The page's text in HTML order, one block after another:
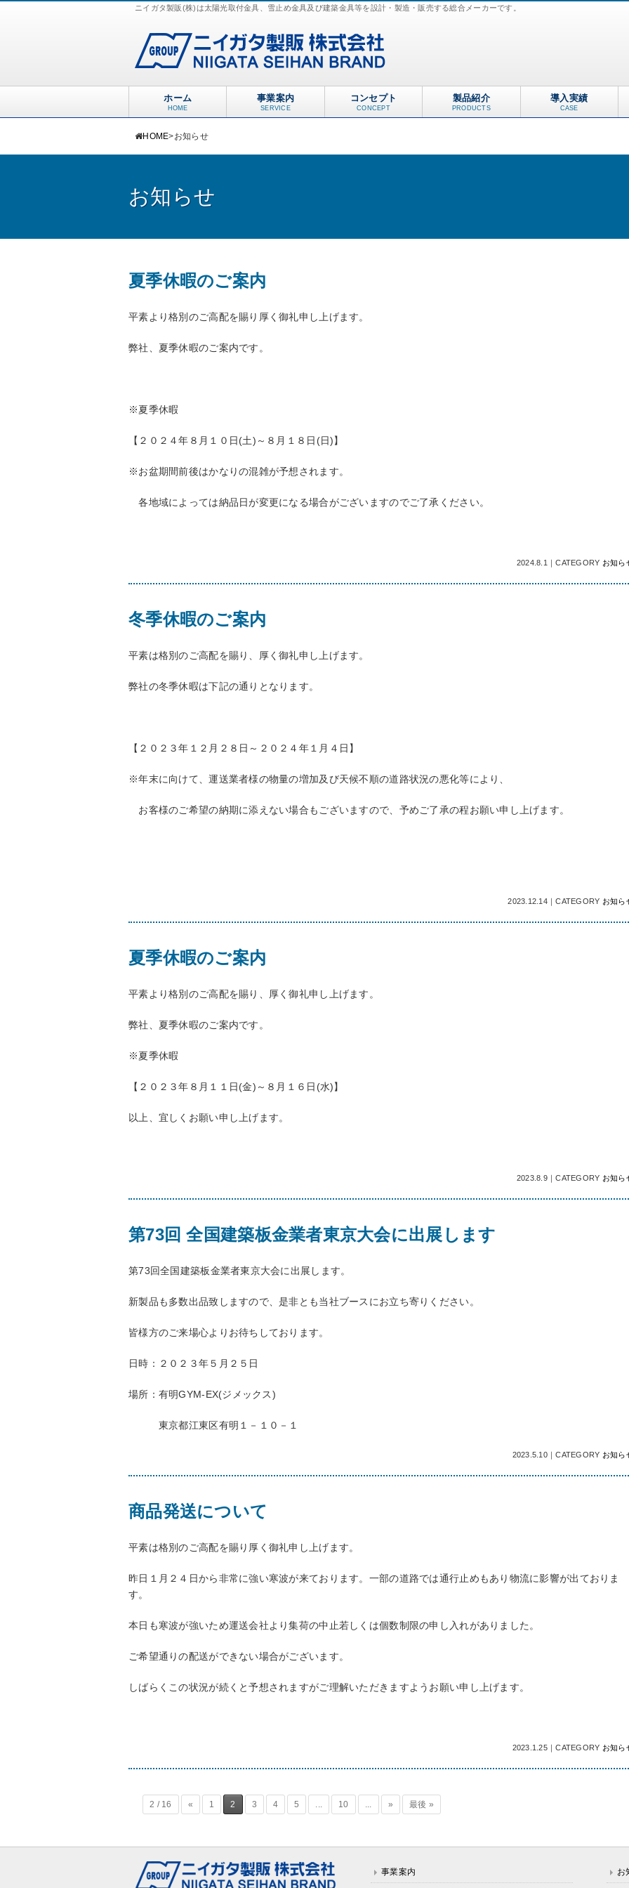
ニイガタ製販(株)は太陽光取付金具、雪止め金具及び建築金具等を設計・製造・販売する総合メーカーです。
ホーム
HOME
事業案内
SERVICE
コンセプト
CONCEPT
製品紹介
PRODUCTS
導入実績
CASE
HOME>お知らせ
お知らせ
夏季休暇のご案内
平素より格別のご高配を賜り厚く御礼申し上げます。
弊社、夏季休暇のご案内です。
※夏季休暇
【２０２４年８月１０日(土)～８月１８日(日)】
※お盆期間前後はかなりの混雑が予想されます。
各地域によっては納品日が変更になる場合がございますのでご了承ください。
2024.8.1 ｜CATEGORY お知ら
冬季休暇のご案内
平素は格別のご高配を賜り、厚く御礼申し上げます。
弊社の冬季休暇は下記の通りとなります。
【２０２３年１２月２８日～２０２４年１月４日】
※年末に向けて、運送業者様の物量の増加及び天候不順の道路状況の悪化等により、
お客様のご希望の納期に添えない場合もございますので、予めご了承の程お願い申し上げます。
2023.12.14 ｜CATEGORY お知ら
夏季休暇のご案内
平素より格別のご高配を賜り、厚く御礼申し上げます。
弊社、夏季休暇のご案内です。
※夏季休暇
【２０２３年８月１１日(金)～８月１６日(水)】
以上、宜しくお願い申し上げます。
2023.8.9 ｜CATEGORY お知ら
第73回 全国建築板金業者東京大会に出展します
第73回全国建築板金業者東京大会に出展します。
新製品も多数出品致しますので、是非とも当社ブースにお立ち寄りください。
皆様方のご来場心よりお待ちしております。
日時：２０２３年５月２５日
場所：有明GYM-EX(ジメックス)
東京都江東区有明１－１０－１
2023.5.10 ｜CATEGORY お知ら
商品発送について
平素は格別のご高配を賜り厚く御礼申し上げます。
昨日１月２４日から非常に強い寒波が来ております。一部の道路では通行止めもあり物流に影響が出ておりま
す。
本日も寒波が強いため運送会社より集荷の中止若しくは個数制限の申し入れがありました。
ご希望通りの配送ができない場合がございます。
しばらくこの状況が続くと予想されますがご理解いただきますようお願い申し上げます。
2023.1.25 ｜CATEGORY お知ら
2 / 16 « 1 2 3 4 5 ... 10 ... » 最後 »
事業案内 お